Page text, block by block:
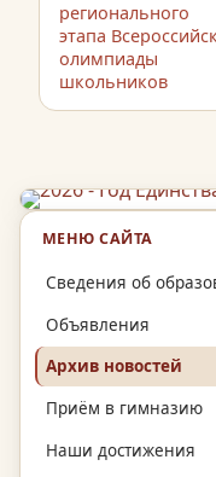
регионального
этапа
олимпиады
школьников
МЕНЮ САЙТА
Сведения об
Объявления
Архив новостей
Приём в гимназию
Наши достижения